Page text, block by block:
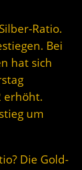
Ratio.
Bei
hat sich
erhöht.
um
Die Gold-